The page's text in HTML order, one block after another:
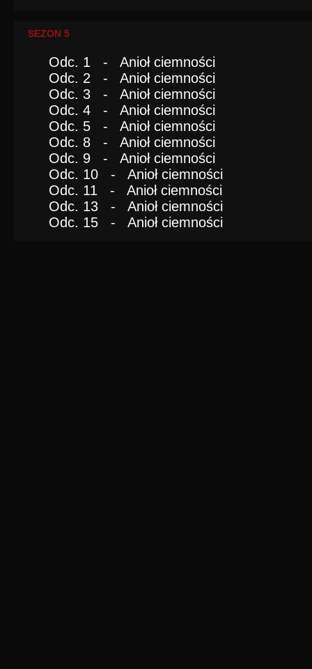
SEZON 5
Odc. 1 - Anioł ciemności
Odc. 2 - Anioł ciemności
Odc. 3 - Anioł ciemności
Odc. 4 - Anioł ciemności
Odc. 5 - Anioł ciemności
Odc. 8 - Anioł ciemności
Odc. 9 - Anioł ciemności
Odc. 10 - Anioł ciemności
Odc. 11 - Anioł ciemności
Odc. 13 - Anioł ciemności
Odc. 15 - Anioł ciemności